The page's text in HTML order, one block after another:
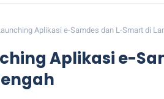
Aplikasi e-Samdes dan L-Smart di
Aplikasi e-